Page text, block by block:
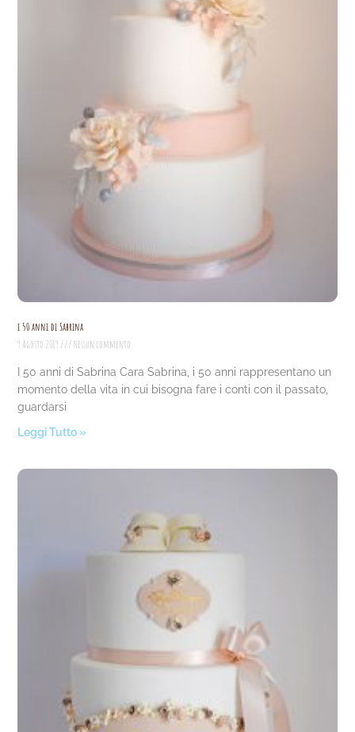
i 50 anni di Sabrina
9 Agosto 2019
Nessun commento
I 50 anni di Sabrina Cara Sabrina, i 50 anni rappresentano un
momento della vita in cui bisogna fare i conti con il passato,
guardarsi
Leggi Tutto »